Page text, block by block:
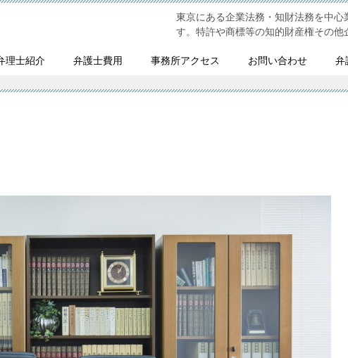
東京にある企業法務・知財法務を中
す。特許や商標等の知的財産権その他
理士紹介 弁護士費用 事務所アクセス お問い合わせ 弁